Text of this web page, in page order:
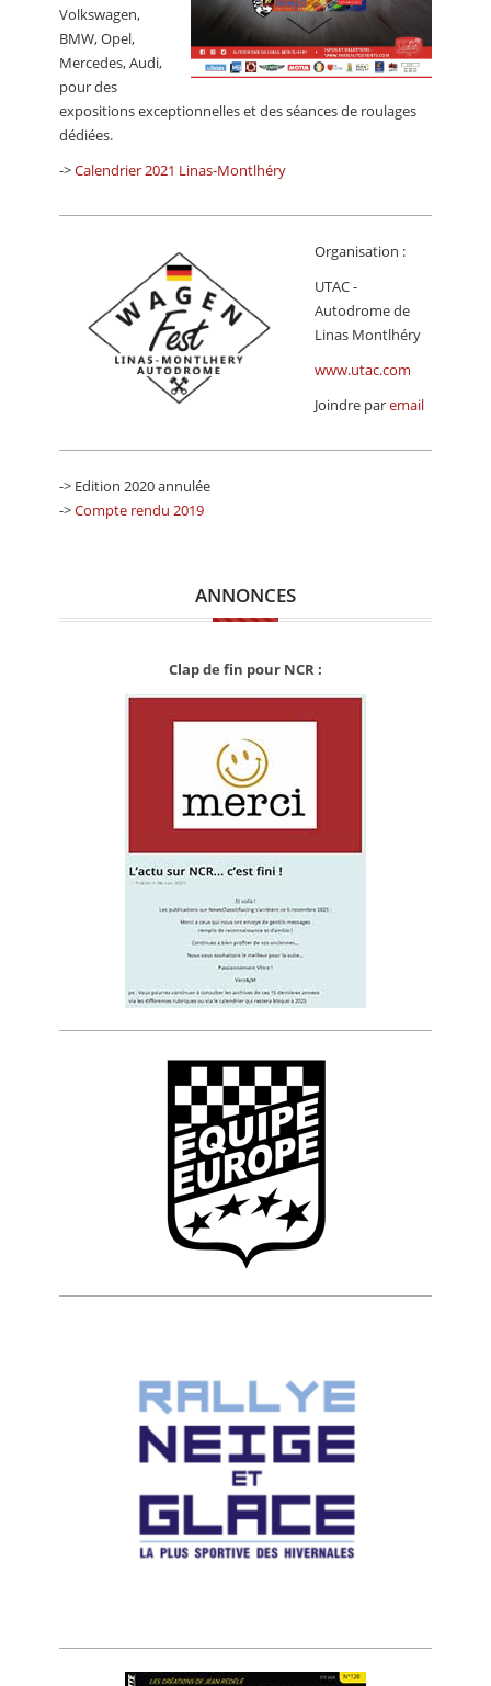
Volkswagen,
BMW, Opel,
Mercedes, Audi,
pour des
expositions exceptionnelles et des séances de roulages
dédiées.
->Calendrier 2021 Linas-Montlhéry
Organisation :
UTAC -
Autodrome de
Linas Montlhéry
www.utac.com
Joindre paremail
-> Edition 2020 annulée
->Compte rendu 2019
ANNONCES
Clap de fin pour NCR :